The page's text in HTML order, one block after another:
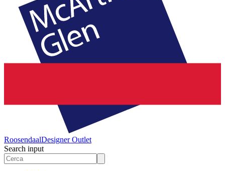
RoosendaalDesigner Outlet
Search input